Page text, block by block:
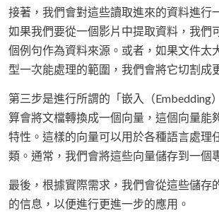
接著，我們會對這些讀取進來的資料進行
如果我們要從一個影片中提取資料，我們
個例句作為資料來源。或者，如果文件太
型一次能處理的範圍，我們會將它切割成
第三步是進行所謂的「嵌入（Embedding
算會將文檔轉換成一個向量，這個向量能
特性。這樣的向量可以用於各種語言處理
類。通常，我們會將這些向量儲存到一個
最後，根據實際需求，我們會從這些儲存
的信息，以便進行更進一步的應用。